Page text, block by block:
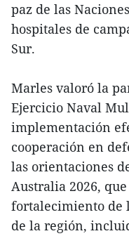
paz de las
hospitales de
Sur.
Marles valoró la
Ejercicio Naval
implementación
cooperación en
las orientaciones
Australia 2026,
fortalecimiento de
de la región,